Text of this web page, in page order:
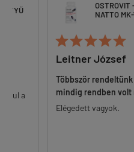
alul a
OSTROVIT
NATTO

Leitner József
Többször
mindig rendben volt
Elégedett vagyok.